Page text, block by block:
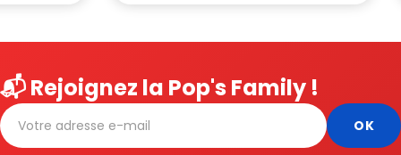
📬 Rejoignez la Pop's Family !